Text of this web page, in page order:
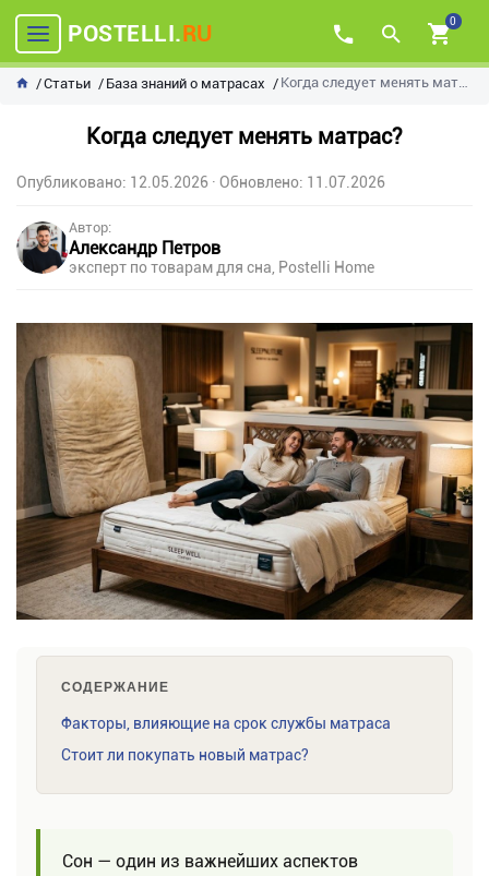
POSTELLI.RU 0
Статьи База знаний о матрасах Когда следует менять матрас?
Когда следует менять матрас?
Опубликовано: 12.05.2026 · Обновлено: 11.07.2026
Автор:
Александр Петров
эксперт по товарам для сна, Postelli Home
СОДЕРЖАНИЕ
Факторы, влияющие на срок службы матраса
Стоит ли покупать новый матрас?
Сон — один из важнейших аспектов